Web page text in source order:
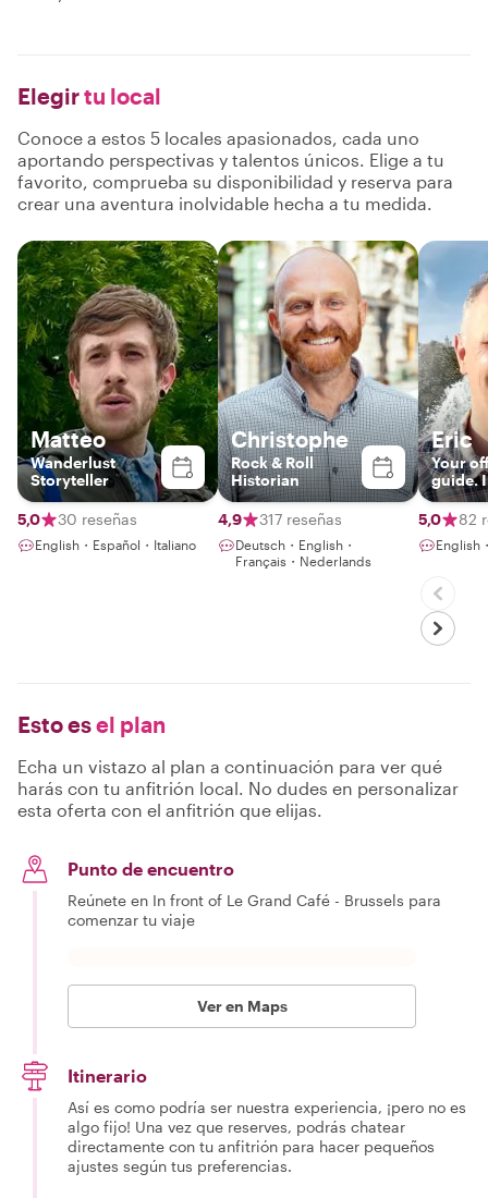
Elegirtu local
Conoce a estos 5 locales apasionados, cada uno
aportando perspectivas y talentos únicos. Elige a tu
favorito, comprueba su disponibilidad y reserva para
crear una aventura inolvidable hecha a tu medida.
Matteo
Wanderlust
Storyteller
5,0 30 reseñas
English・Español・Italiano
Christophe
Rock & Roll
Historian
4,9 317 reseñas
Deutsch・English・
Français・Nederlands
Eric
Your
guide.
happy
you !
5,0 82
English
Esto esel plan
Echa un vistazo al plan a continuación para ver qué
harás con tu anfitrión local. No dudes en personalizar
esta oferta con el anfitrión que elijas.
Punto de encuentro
Reúnete en In front of Le Grand Café - Brussels para
comenzar tu viaje
Ver en Maps
Itinerario
Así es como podría ser nuestra experiencia, ¡pero no es
algo fijo! Una vez que reserves, podrás chatear
directamente con tu anfitrión para hacer pequeños
ajustes según tus preferencias.